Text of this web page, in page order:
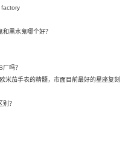
factory
黑水鬼哪个好？
吗？
米茄手表的精髓，市面目前最好的星座复刻
？